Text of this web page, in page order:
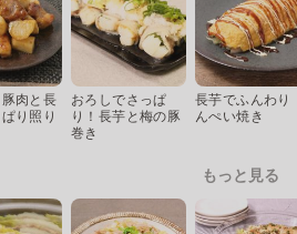
肉と長
り照り
おろしでさっぱ
り！長芋と梅の豚
巻き
長芋でふんわり
んぺい焼き
もっと見る